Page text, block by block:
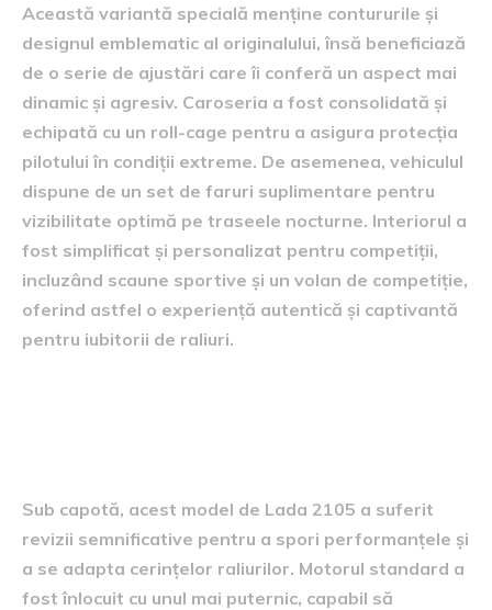
Această variantă specială menține contururile și
designul emblematic al originalului, însă beneficiază
de o serie de ajustări care îi conferă un aspect mai
dinamic și agresiv. Caroseria a fost consolidată și
echipată cu un roll-cage pentru a asigura protecția
pilotului în condiții extreme. De asemenea, vehiculul
dispune de un set de faruri suplimentare pentru
vizibilitate optimă pe traseele nocturne. Interiorul a
fost simplificat și personalizat pentru competiții,
incluzând scaune sportive și un volan de competiție,
oferind astfel o experiență autentică și captivantă
pentru iubitorii de raliuri.
Sub capotă, acest model de Lada 2105 a suferit
revizii semnificative pentru a spori performanțele și
a se adapta cerințelor raliurilor. Motorul standard a
fost înlocuit cu unul mai puternic, capabil să